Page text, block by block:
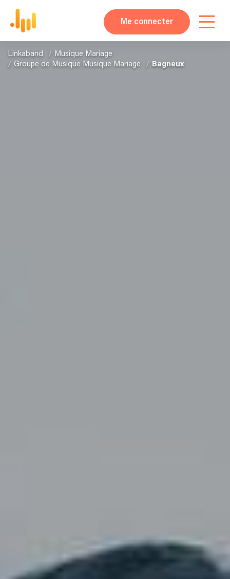
Me connecter
Linkaband
Musique Mariage
Groupe de Musique Musique Mariage
Bagneux